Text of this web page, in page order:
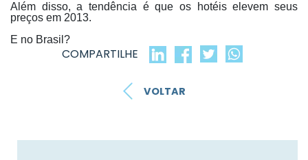
Além disso, a tendência é que os hotéis elevem seus
preços em 2013.
E no Brasil?
COMPARTILHE
VOLTAR